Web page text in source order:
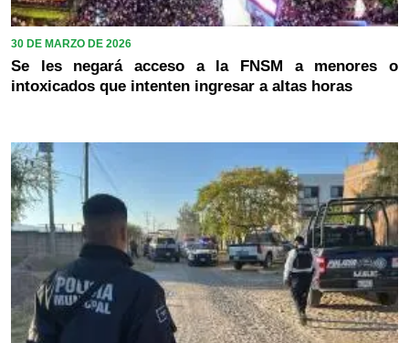
30 DE MARZO DE 2026
Se les negará acceso a la FNSM a menores o
intoxicados que intenten ingresar a altas horas